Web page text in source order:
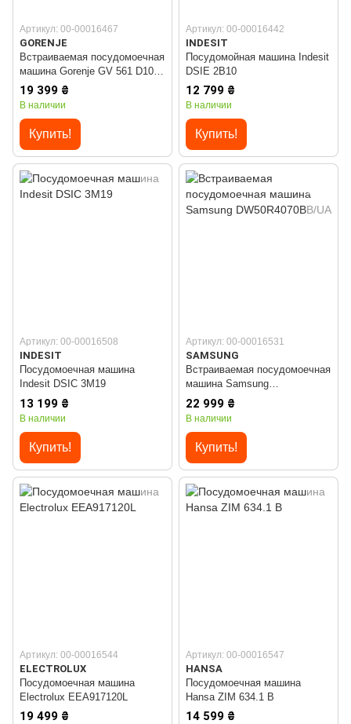
Артикул: 00-00016467
GORENJE
Встраиваемая посудомоечная
машина Gorenje GV 561 D10
(WQP8-GDFI1)
19 399 ₴
В наличии
Купить!
Артикул: 00-00016442
INDESIT
Посудомойная машина Indesit
DSIE 2B10
12 799 ₴
В наличии
Купить!
Артикул: 00-00016508
INDESIT
Посудомоечная машина
Indesit DSIC 3M19
13 199 ₴
В наличии
Купить!
Артикул: 00-00016531
SAMSUNG
Встраиваемая посудомоечная
машина Samsung
DW50R4070BB/UA
22 999 ₴
В наличии
Купить!
Артикул: 00-00016544
ELECTROLUX
Посудомоечная машина
Electrolux EEA917120L
19 499 ₴
Артикул: 00-00016547
HANSA
Посудомоечная машина
Hansa ZIM 634.1 B
14 599 ₴